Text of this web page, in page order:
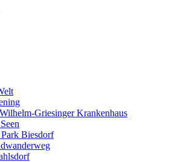
Griesinger Krankenhaus
Biesdorf